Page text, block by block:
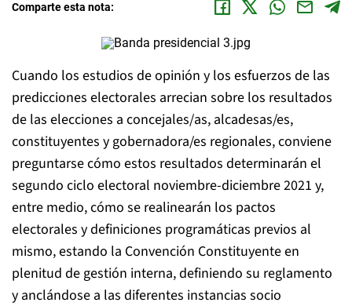
Comparte esta nota:
Cuando los estudios de opinión y los esfuerzos de las
predicciones electorales arrecian sobre los resultados
de las elecciones a concejales/as, alcadesas/es,
constituyentes y gobernadora/es regionales, conviene
preguntarse cómo estos resultados determinarán el
segundo ciclo electoral noviembre-diciembre 2021 y,
entre medio, cómo se realinearán los pactos
electorales y definiciones programáticas previos al
mismo, estando la Convención Constituyente en
plenitud de gestión interna, definiendo su reglamento
y anclándose a las diferentes instancias socio